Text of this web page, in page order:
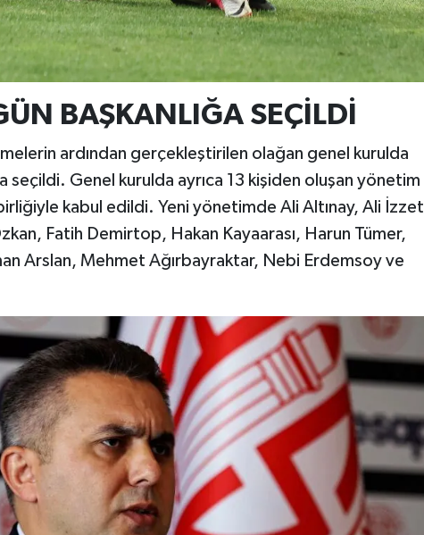
BAŞKANLIĞA SEÇİLDİ
ardından gerçekleştirilen olağan genel kurulda
seçildi. Genel kurulda ayrıca 13 kişiden oluşan yönetim
kabul edildi. Yeni yönetimde Ali Altınay, Ali İzzet
Fatih Demirtop, Hakan Kayaarası, Harun Tümer,
Arslan, Mehmet Ağırbayraktar, Nebi Erdemsoy ve